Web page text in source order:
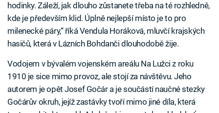
hodinky. Záleží, jak dlouho zůstanete třeba na té rozhledně,
kde je především klid. Úplně nejlepší místo je to pro
milenecké páry,“ říká Vendula Horáková, mluvčí krajských
hasičů, která v Lázních Bohdanči dlouhodobě žije.
Vodojem v bývalém vojenském areálu Na Lužci z roku
1910 je sice mimo provoz, ale stojí za návštěvu. Jeho
autorem je opět Josef Gočár a je součástí naučné stezky
Gočárův okruh, jejíž zastávky tvoří mimo jiné díla, která